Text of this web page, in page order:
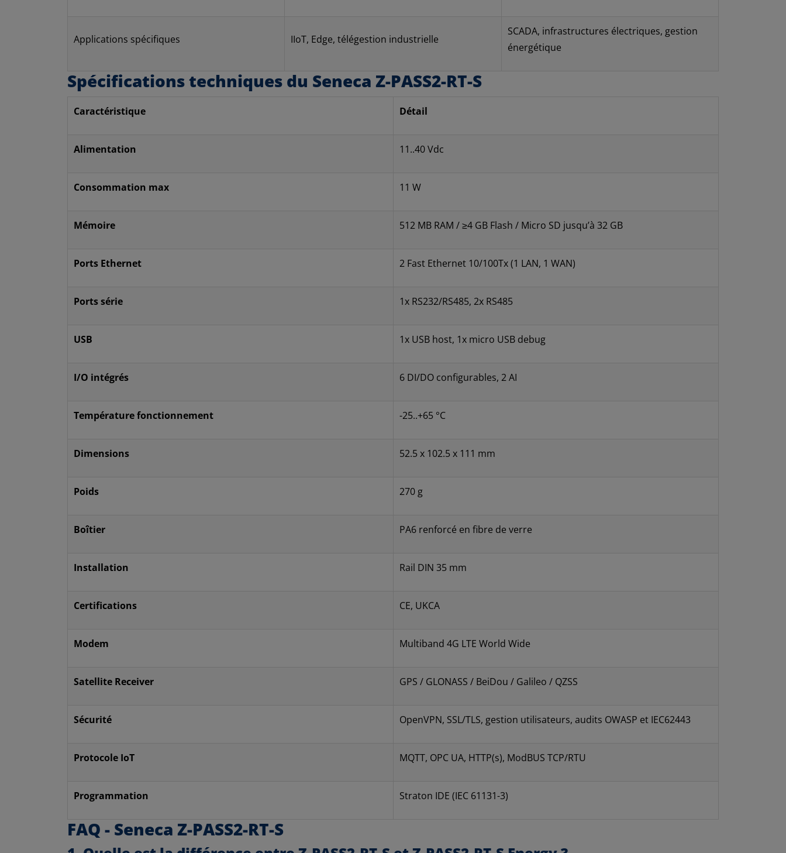
Applications spécifiques IIoT, Edge, télégestion industrielle
SCADA, infrastructures électriques, gestion
énergétique
Spécifications techniques du Seneca Z-PASS2-RT-S
Caractéristique Détail
Alimentation 11..40 Vdc
Consommation max 11 W
Mémoire 512 MB RAM / ≥4 GB Flash / Micro SD jusqu’à 32 GB
Ports Ethernet 2 Fast Ethernet 10/100Tx (1 LAN, 1 WAN)
Ports série 1x RS232/RS485, 2x RS485
USB 1x USB host, 1x micro USB debug
I/O intégrés 6 DI/DO configurables, 2 AI
Température fonctionnement -25..+65 °C
Dimensions 52.5 x 102.5 x 111 mm
Poids 270 g
Boîtier PA6 renforcé en fibre de verre
Installation Rail DIN 35 mm
Certifications CE, UKCA
Modem Multiband 4G LTE World Wide
Satellite Receiver GPS / GLONASS / BeiDou / Galileo / QZSS
Sécurité OpenVPN, SSL/TLS, gestion utilisateurs, audits OWASP et IEC62443
Protocole IoT MQTT, OPC UA, HTTP(s), ModBUS TCP/RTU
Programmation Straton IDE (IEC 61131-3)
FAQ - Seneca Z-PASS2-RT-S